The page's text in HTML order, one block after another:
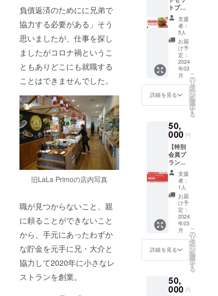
負債返済のためにに兄弟で
協力する必要がある」そう
思いましたが、仕事を探し
ましたがコロナ禍というこ
ともありどこにも就職する
ことはできませんでした。
旧LaLa Primoの店内写真
職が見つからないこと、親
に頼ることができないこと
から、手元にあったわずか
な貯金を元手に兄・大介と
協力して2020年に小さなレ
ストランを創業。
けとな
りま
す。
ます。
※原材料
及び添
加物等
の食品
表示は
お届け
商品の
ラベル
に表記
されま
す。 商
届けの
リター
ンに貼
付され
たラベ
ルや注
意書き
をご確
認くだ
さい。
※テイク
アウト
でもご
利用い
ただけ
ます。
※1回あ
たりの
ご利用
枚数に
制限は
ござい
お渡
し、現
金との
交換は
できま
せん。
※本券を
盗難・
紛失等
の場
合、当
社はそ
の責を
負いま
せん。
※有効期
限（1
2025/2/
28まで※
トプラ
ン】 自
家製和
牛ハン
バーグ
15食分
をお届
けいた
しま
す。 お
届けす
るのは
ハン
バーグ
なり、
画像は
出来上
がりイ
メージ
です。
味付け
や盛り
付けは
アレン
ジして
お楽し
み下さ
い。 ※
冷凍便
にて郵
送での
※原材料
及び添
支援
者：
5人
お届
け予
定：
2024
年03
月
詳細を見る
こ
の
リ
タ
ー
ン
を
選
択
す
る
50,
000 円
【特別
会員プ
ラン】
店頭、
店舗HP
に支援
者様
（個人
法人問
わず）
のお名
前を掲
載いた
しま
す。 さ
らにお
20％OF
Fになる
支援
者：
1人
お届
け予
定：
2024
年03
月
詳細を見る
こ
の
リ
タ
ー
ン
を
選
択
す
る
50,
000 円